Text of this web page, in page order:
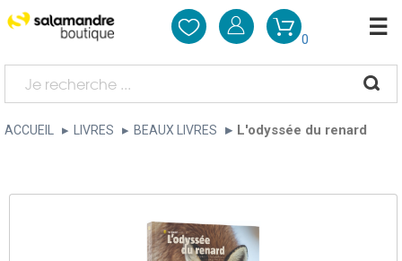
0
ACCUEIL LIVRES BEAUX LIVRES L'odyssée du renard